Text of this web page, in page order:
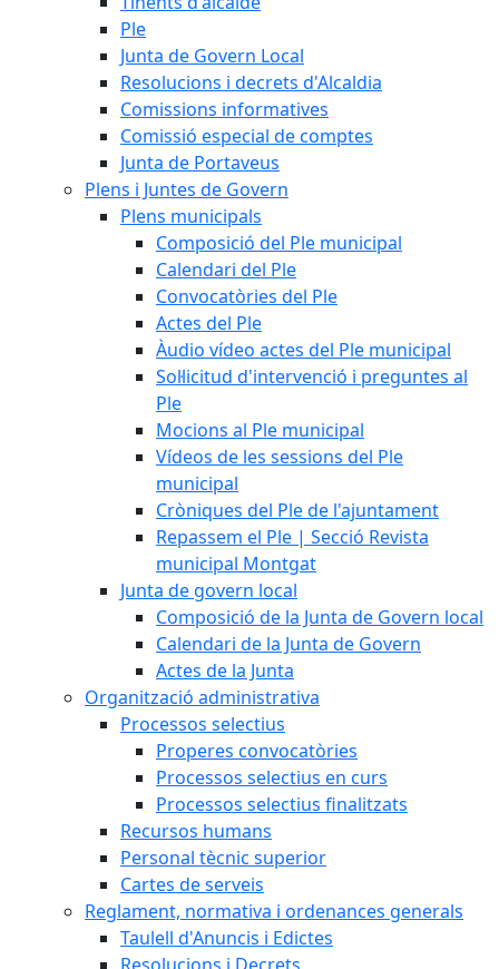
Ple
Junta de Govern Local
Resolucions i decrets d'Alcaldia
Comissions informatives
Comissió especial de comptes
Junta de Portaveus
Plens i Juntes de Govern
Plens municipals
Composició del Ple municipal
Calendari del Ple
Convocatòries del Ple
Actes del Ple
Àudio vídeo actes del Ple municipal
Sol·licitud d'intervenció i preguntes al
Ple
Mocions al Ple municipal
Vídeos de les sessions del Ple
municipal
Cròniques del Ple de l'ajuntament
Repassem el Ple | Secció Revista
municipal Montgat
Junta de govern local
Composició de la Junta de Govern local
Calendari de la Junta de Govern
Actes de la Junta
Organització administrativa
Processos selectius
Properes convocatòries
Processos selectius en curs
Processos selectius finalitzats
Recursos humans
Personal tècnic superior
Cartes de serveis
Reglament, normativa i ordenances generals
Taulell d'Anuncis i Edictes